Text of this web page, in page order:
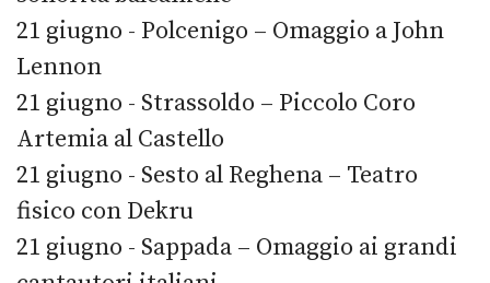
21 giugno - Polcenigo – Omaggio a John
Lennon
21 giugno - Strassoldo – Piccolo Coro
Artemia al Castello
21 giugno - Sesto al Reghena – Teatro
fisico con Dekru
21 giugno - Sappada – Omaggio ai grandi